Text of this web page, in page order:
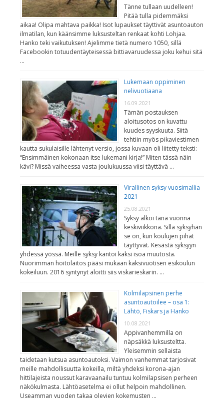
Tänne tullaan uudelleen!
Pitää tulla pidemmäksi
aikaa! Olipa mahtava paikka! Isot lupaukset täyttivät asuntoauton
ilmatilan, kun käänsimme luksusteltan renkaat kohti Lohjaa.
Hanko teki vaikutuksen! Ajelimme tietä numero 1050, sillä
Facebookin totuudentäyteisessä bittiavaruudessa joku kehui sitä
…
Lukemaan oppiminen
nelivuotiaana
16.09.2021
Tämän postauksen
aloitusotos on kuvattu
kuudes syyskuuta. Siitä
tehtiin myös pikaviestimen
kautta sukulaisille lähtenyt versio, jossa kuvaan oli liitetty teksti:
“Ensimmäinen kokonaan itse lukemani kirja!” Miten tässä näin
kävi? Missä vaiheessa vasta joulukuussa viisi täyttävä …
Virallinen syksy vuosimallia
2021
25.08.2021
Syksy alkoi tänä vuonna
keskiviikkona. Sillä syksyhän
se on, kun koulujen pihat
täyttyvät. Kesästä syksyyn
yhdessä yössä. Meille syksy kantoi kaksi isoa muutosta.
Nuorimman hoitolaitos pääsi mukaan kaksivuotisen esikoulun
kokeiluun. 2016 syntynyt aloitti siis viskarieskarin. …
Kolmilapsinen perhe
asuntoautoilee – osa 1:
Lähtö, Fiskars ja Hanko
10.08.2021
Appivanhemmilla on
näpsäkkä luksusteltta.
Yleisemmin sellaista
taidetaan kutsua asuntoautoksi. Vaimon vanhemmat tarjosivat
meille mahdollisuutta kokeilla, miltä yhdeksi korona-ajan
hittilajeista noussut karavaanailu tuntuu kolmilapsisen perheen
näkökulmasta. Lähtöasetelma ei ollut helpoin mahdollinen.
Useamman vuoden takaa olevien kokemusten …